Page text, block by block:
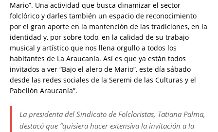
Mario”. Una actividad que busca dinamizar el sector
folclórico y darles también un espacio de reconocimiento
por el gran aporte en la mantención de las tradiciones, en la
identidad y, por sobre todo, en la calidad de su trabajo
musical y artístico que nos llena orgullo a todos los
habitantes de La Araucanía. Así es que ya están todos
invitados a ver “Bajo el alero de Mario”, este día sábado
desde las redes sociales de la Seremi de las Culturas y el
Pabellón Araucanía”.
La presidenta del Sindicato de Folcloristas, Tatiana Palma,
destacó que “quisiera hacer extensiva la invitación a la